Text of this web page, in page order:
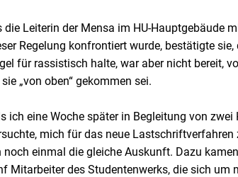
die Leiterin der Mensa im HU-Hauptgebäude
Regelung konfrontiert wurde, bestätigte
für rassistisch halte, war aber nicht bereit,
„von oben“ gekommen sei.
ich eine Woche später in Begleitung von
mich für das neue Lastschriftverfahren
noch einmal die gleiche Auskunft. Dazu
Mitarbeiter des Studentenwerks, die sich um